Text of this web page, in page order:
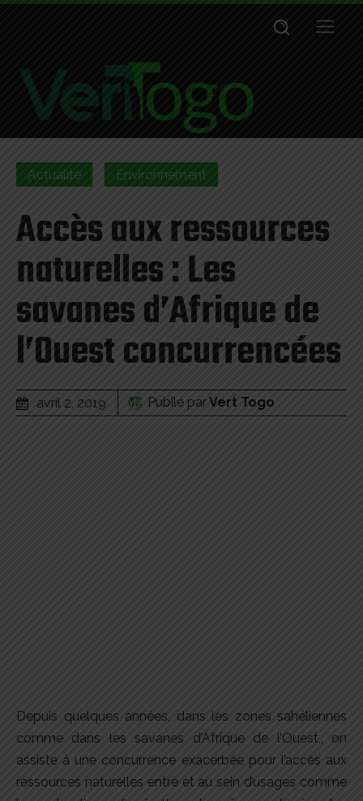
Actualité Environnement
Accès aux ressources
naturelles : Les
savanes d’Afrique de
l’Ouest concurrencées
avril 2, 2019 Pubilé parVert Togo
Depuis quelques années, dans les zones sahéliennes
comme dans les savanes d’Afrique de l’Ouest,, on
assiste à une concurrence exacerbée pour l’accès aux
ressources naturelles entre et au sein d’usages comme